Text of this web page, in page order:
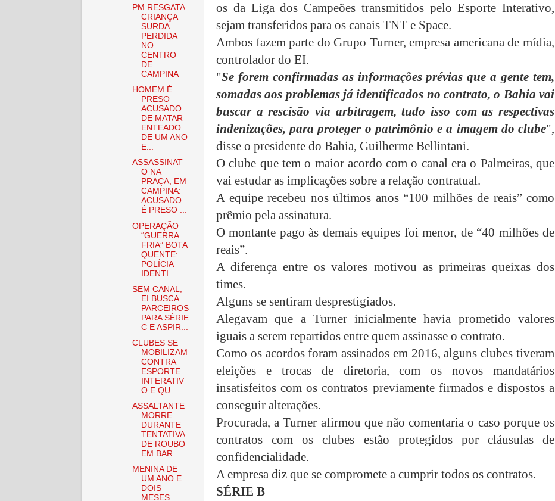
os da Liga dos Campeões transmitidos pelo Esporte Interativo,
sejam transferidos para os canais TNT e Space.
Ambos fazem parte do Grupo Turner, empresa americana de mídia,
controlador do EI.
"Se forem confirmadas as informações prévias que a gente tem,
somadas aos problemas já identificados no contrato, o Bahia vai
buscar a rescisão via arbitragem, tudo isso com as respectivas
indenizações, para proteger o patrimônio e a imagem do clube",
disse o presidente do Bahia, Guilherme Bellintani.
O clube que tem o maior acordo com o canal era o Palmeiras, que
vai estudar as implicações sobre a relação contratual.
A equipe recebeu nos últimos anos “100 milhões de reais” como
prêmio pela assinatura.
O montante pago às demais equipes foi menor, de “40 milhões de
reais”.
A diferença entre os valores motivou as primeiras queixas dos
times.
Alguns se sentiram desprestigiados.
Alegavam que a Turner inicialmente havia prometido valores
iguais a serem repartidos entre quem assinasse o contrato.
Como os acordos foram assinados em 2016, alguns clubes tiveram
eleições e trocas de diretoria, com os novos mandatários
insatisfeitos com os contratos previamente firmados e dispostos a
conseguir alterações.
Procurada, a Turner afirmou que não comentaria o caso porque os
contratos com os clubes estão protegidos por cláusulas de
confidencialidade.
A empresa diz que se compromete a cumprir todos os contratos.
SÉRIE B
PM RESGATA
CRIANÇA
SURDA
PERDIDA
NO
CENTRO
DE
CAMPINA
HOMEM É
PRESO
ACUSADO
DE MATAR
ENTEADO
DE UM ANO
E...
ASSASSINAT
O NA
PRAÇA, EM
CAMPINA:
ACUSADO
É PRESO ...
OPERAÇÃO
“GUERRA
FRIA” BOTA
QUENTE:
POLÍCIA
IDENTI...
SEM CANAL,
EI BUSCA
PARCEIROS
PARA SÉRIE
C E ASPIR...
CLUBES SE
MOBILIZAM
CONTRA
ESPORTE
INTERATIV
O E QU...
ASSALTANTE
MORRE
DURANTE
TENTATIVA
DE ROUBO
EM BAR
MENINA DE
UM ANO E
DOIS
MESES